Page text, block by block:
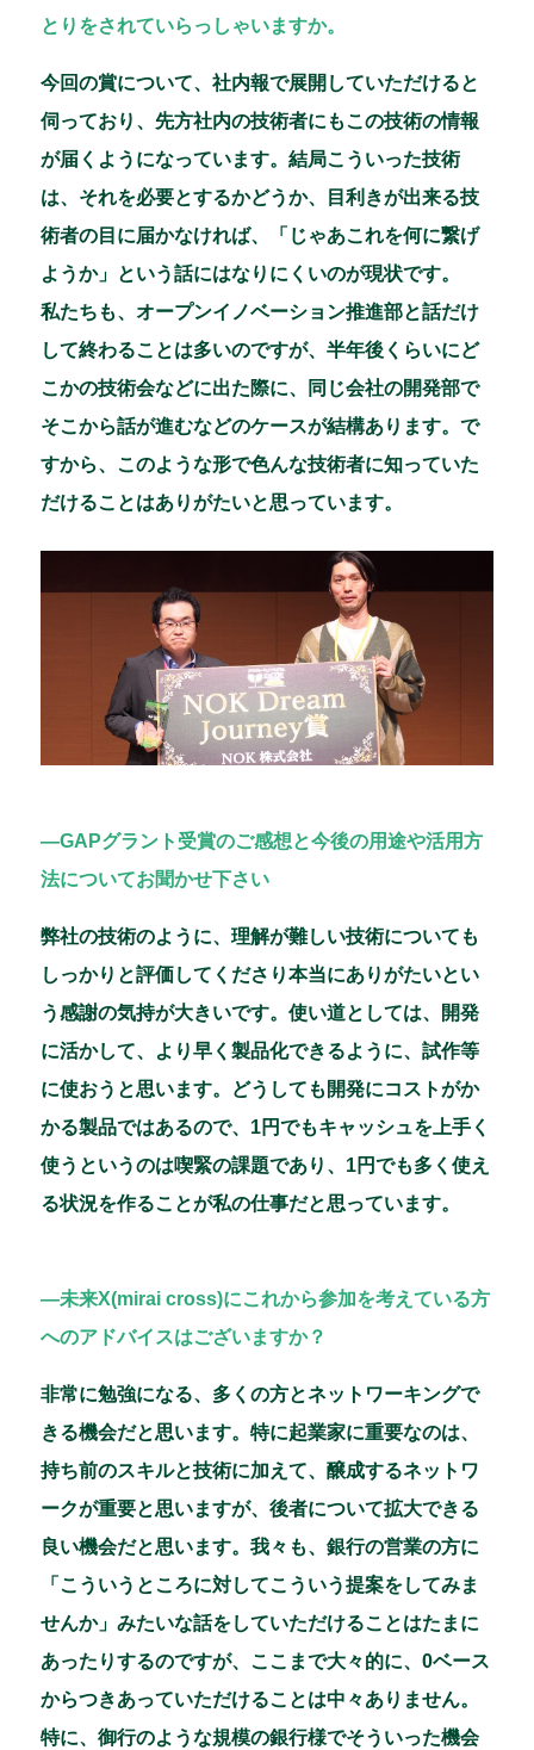
とりをされていらっしゃいますか。
今回の賞について、社内報で展開していただけると
伺っており、先方社内の技術者にもこの技術の情報
が届くようになっています。結局こういった技術
は、それを必要とするかどうか、目利きが出来る技
術者の目に届かなければ、「じゃあこれを何に繋げ
ようか」という話にはなりにくいのが現状です。
私たちも、オープンイノベーション推進部と話だけ
して終わることは多いのですが、半年後くらいにど
こかの技術会などに出た際に、同じ会社の開発部で
そこから話が進むなどのケースが結構あります。で
すから、このような形で色んな技術者に知っていた
だけることはありがたいと思っています。
―GAPグラント受賞のご感想と今後の用途や活用方
法についてお聞かせ下さい
弊社の技術のように、理解が難しい技術についても
しっかりと評価してくださり本当にありがたいとい
う感謝の気持が大きいです。使い道としては、開発
に活かして、より早く製品化できるように、試作等
に使おうと思います。どうしても開発にコストがか
かる製品ではあるので、1円でもキャッシュを上手く
使うというのは喫緊の課題であり、1円でも多く使え
る状況を作ることが私の仕事だと思っています。
―未来X(mirai cross)にこれから参加を考えている方
へのアドバイスはございますか？
非常に勉強になる、多くの方とネットワーキングで
きる機会だと思います。特に起業家に重要なのは、
持ち前のスキルと技術に加えて、醸成するネットワ
ークが重要と思いますが、後者について拡大できる
良い機会だと思います。我々も、銀行の営業の方に
「こういうところに対してこういう提案をしてみま
せんか」みたいな話をしていただけることはたまに
あったりするのですが、ここまで大々的に、0ベース
からつきあっていただけることは中々ありません。
特に、御行のような規模の銀行様でそういった機会